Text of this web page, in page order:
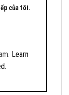
của tôi.
Learn